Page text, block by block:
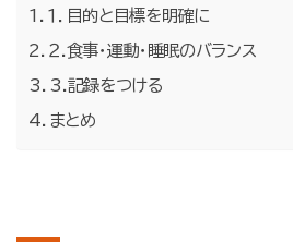
１．目的と目標を明確に
２.食事・運動・睡眠のバランス
3.記録をつける
まとめ